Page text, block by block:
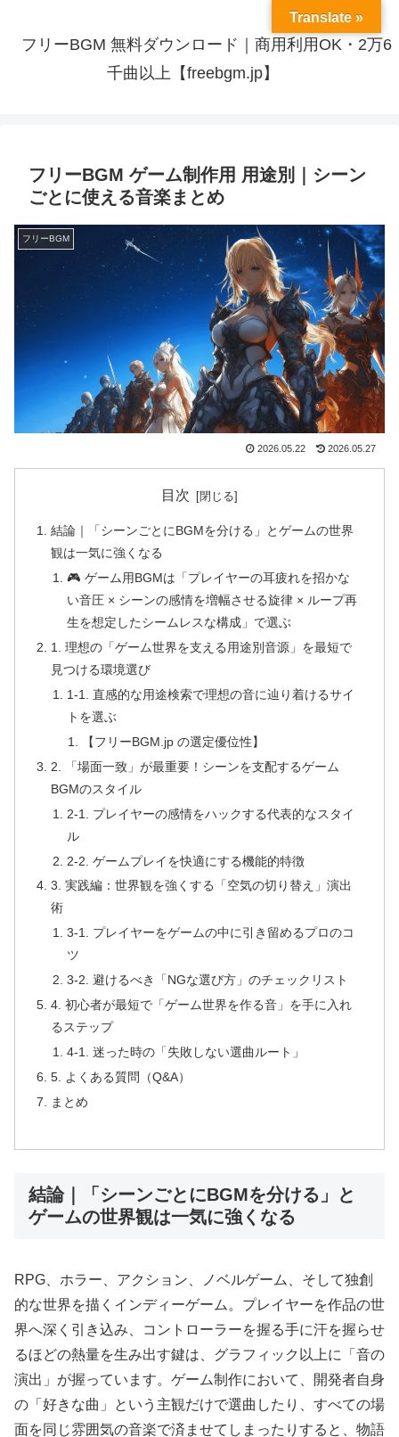
フリーBGM 無料ダウンロード｜商用利用OK・2万6
千曲以上【freebgm.jp】
フリーBGM ゲーム制作用 用途別｜シーン
ごとに使える音楽まとめ
フリーBGM
2026.05.22 2026.05.27
目次
結論｜「シーンごとにBGMを分ける」とゲームの世界
観は一気に強くなる
🎮 ゲーム用BGMは「プレイヤーの耳疲れを招かな
い音圧 × シーンの感情を増幅させる旋律 × ループ再
生を想定したシームレスな構成」で選ぶ
1. 理想の「ゲーム世界を支える用途別音源」を最短で
見つける環境選び
1-1. 直感的な用途検索で理想の音に辿り着けるサイ
トを選ぶ
【フリーBGM.jp の選定優位性】
2. 「場面一致」が最重要！シーンを支配するゲーム
BGMのスタイル
2-1. プレイヤーの感情をハックする代表的なスタイ
ル
2-2. ゲームプレイを快適にする機能的特徴
3. 実践編：世界観を強くする「空気の切り替え」演出
術
3-1. プレイヤーをゲームの中に引き留めるプロのコ
ツ
3-2. 避けるべき「NGな選び方」のチェックリスト
4. 初心者が最短で「ゲーム世界を作る音」を手に入れ
るステップ
4-1. 迷った時の「失敗しない選曲ルート」
5. よくある質問（Q&A）
まとめ
結論｜「シーンごとにBGMを分ける」と
ゲームの世界観は一気に強くなる
RPG、ホラー、アクション、ノベルゲーム、そして独創
的な世界を描くインディーゲーム。プレイヤーを作品の世
界へ深く引き込み、コントローラーを握る手に汗を握らせ
るほどの熱量を生み出す鍵は、グラフィック以上に「音の
演出」が握っています。ゲーム制作において、開発者自身
の「好きな曲」という主観だけで選曲したり、すべての場
面を同じ雰囲気の音楽で済ませてしまったりすると、物語
Translate »